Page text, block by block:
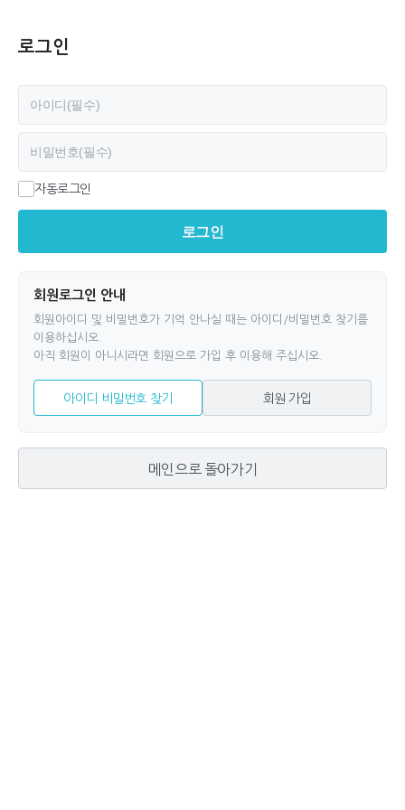
로그인
자동로그인
로그인
회원로그인 안내
회원아이디 및 비밀번호가 기억 안나실 때는 아이디/비밀번호 찾기를
이용하십시오.
아직 회원이 아니시라면 회원으로 가입 후 이용해 주십시오.
아이디 비밀번호 찾기 회원 가입
메인으로 돌아가기